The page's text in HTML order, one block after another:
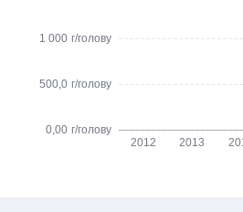
0,00 г/голову
500,0 г/голову
1 000 г/голову
2012 2013